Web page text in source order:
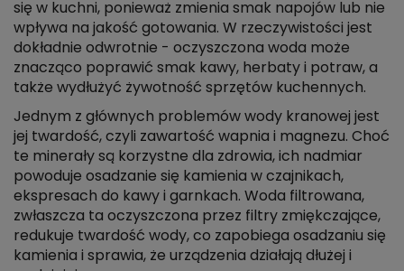
się w kuchni, ponieważ zmienia smak napojów lub nie
wpływa na jakość gotowania. W rzeczywistości jest
dokładnie odwrotnie - oczyszczona woda może
znacząco poprawić smak kawy, herbaty i potraw, a
także wydłużyć żywotność sprzętów kuchennych.
Jednym z głównych problemów wody kranowej jest
jej twardość, czyli zawartość wapnia i magnezu. Choć
te minerały są korzystne dla zdrowia, ich nadmiar
powoduje osadzanie się kamienia w czajnikach,
ekspresach do kawy i garnkach. Woda filtrowana,
zwłaszcza ta oczyszczona przez filtry zmiękczające,
redukuje twardość wody, co zapobiega osadzaniu się
kamienia i sprawia, że urządzenia działają dłużej i